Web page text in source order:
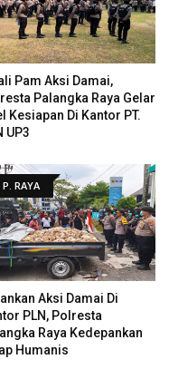
Pam Aksi Damai,
Palangka Raya Gelar
Kesiapan Di Kantor PT.
UP3
P. RAYA
Aksi Damai Di
PLN, Polresta
Raya Kedepankan
Humanis